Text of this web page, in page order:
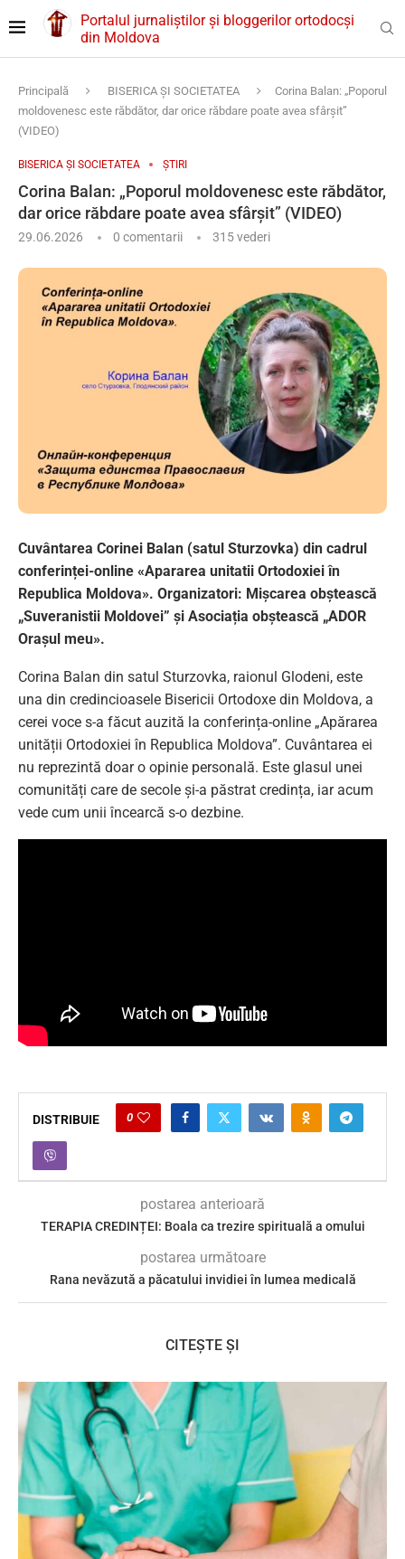
Portalul jurnaliștilor și bloggerilor ortodocși
din Moldova
Principală BISERICA ȘI SOCIETATEA
Corina Balan: „Poporul
moldovenesc este răbdător, dar orice răbdare poate avea sfârșit”
(VIDEO)
BISERICA ȘI SOCIETATEA ȘTIRI
Corina Balan: „Poporul moldovenesc este răbdător,
dar orice răbdare poate avea sfârșit” (VIDEO)
29.06.2026 0 comentarii 315vederi
Cuvântarea Corinei Balan (satul Sturzovka) din cadrul
conferinței-online «Apararea unitatii Ortodoxiei în
Republica Moldova». Organizatori: M ișcarea obștească
„Suveranistii Moldovei” și Asociația obștească „ADOR
Orașul meu».
Corina Balan din satul Sturzovka, raionul Glodeni, este
una din credincioasele Bisericii Ortodoxe din Moldova, a
cerei voce s-a făcut auzită la conferința-online „Apărarea
unității Ortodoxiei în Republica Moldova”. Cuvântarea ei
nu reprezintă doar o opinie personală. Este glasul unei
comunități care de secole și-a păstrat credința, iar acum
vede cum unii încearcă s-o dezbine.
DISTRIBUIE 0
postarea anterioară
TERAPIA CREDINȚEI: Boala ca trezire spirituală a omului
postarea următoare
Rana nevăzută a păcatului invidiei în lumea medicală
CITEȘTE ȘI